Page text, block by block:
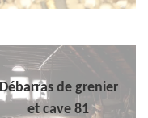
de grenier
et cave 81